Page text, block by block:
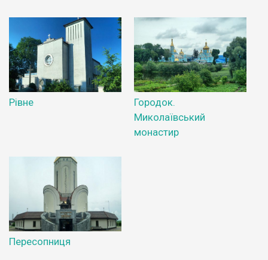
Рівне
Городок.
Миколаївський
монастир
Пересопниця